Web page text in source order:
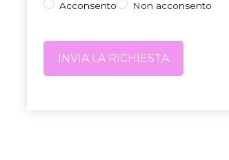
Acconsento Non acconsento